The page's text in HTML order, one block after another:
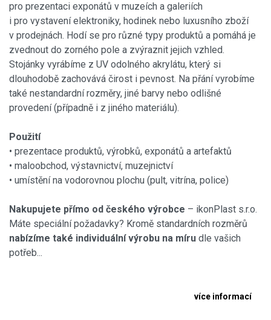
pro prezentaci exponátů v muzeích a galeriích
i pro vystavení elektroniky, hodinek nebo luxusního zboží
v prodejnách. Hodí se pro různé typy produktů a pomáhá je
zvednout do zorného pole a zvýraznit jejich vzhled.
Stojánky vyrábíme z UV odolného akrylátu, který si
dlouhodobě zachovává čirost i pevnost. Na přání vyrobíme
také nestandardní rozměry, jiné barvy nebo odlišné
provedení (případně i z jiného materiálu).
Použití
• prezentace produktů, výrobků, exponátů a artefaktů
• maloobchod, výstavnictví, muzejnictví
• umístění na vodorovnou plochu (pult, vitrína, police)
Nakupujete přímo od českého výrobce – ikonPlast s.r.o.
Máte speciální požadavky? Kromě standardních rozměrů
nabízíme také individuální výrobu na míru dle vašich
potřeb...
více informací